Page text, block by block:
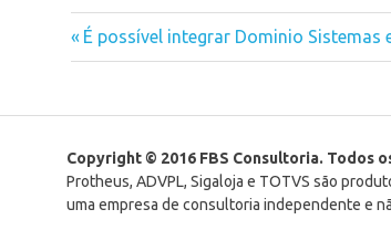
Navegação
Post
Previous
Post:
É possível integrar Dominio Sistemas
Copyright © 2016 FBS Consultoria. Todos
Protheus, ADVPL, Sigaloja e TOTVS são
uma empresa de consultoria independente e